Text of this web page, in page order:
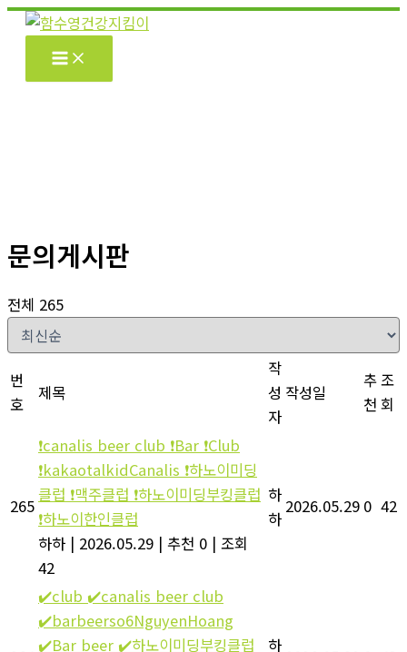
콘
문의게시판
전체 265
번
호
제목
작
성
자
작성일
추
천
조
회
265
❗canalis beer club ❗Bar ❗Club
❗kakaotalkidCanalis ❗하노이미딩
클럽 ❗맥주클럽 ❗하노이미딩부킹클럽
❗하노이한인클럽
하하 | 2026.05.29 | 추천 0 | 조회
42
하
하
2026.05.29 0 42
✔️club ✔️canalis beer club
✔️barbeerso6NguyenHoang
✔️Bar beer ✔️하노이미딩부킹클럽
하